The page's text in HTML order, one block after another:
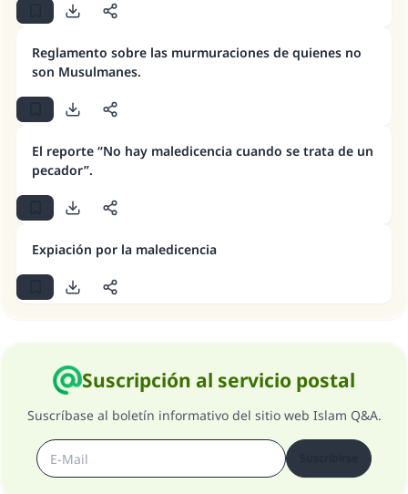
Reglamento sobre las murmuraciones de quienes no
son Musulmanes.
El reporte “No hay maledicencia cuando se trata de un
pecador”.
Expiación por la maledicencia
Suscripción al servicio postal
Suscríbase al boletín informativo del sitio web Islam Q&A.
matrimonio.
Desde la Q hasta la A, su contribución ayuda a
"Una persona que orienta a otros a hacer el
bien obtendrá la misma recompensa que
(MUSLIM, 1893)
Contribuir